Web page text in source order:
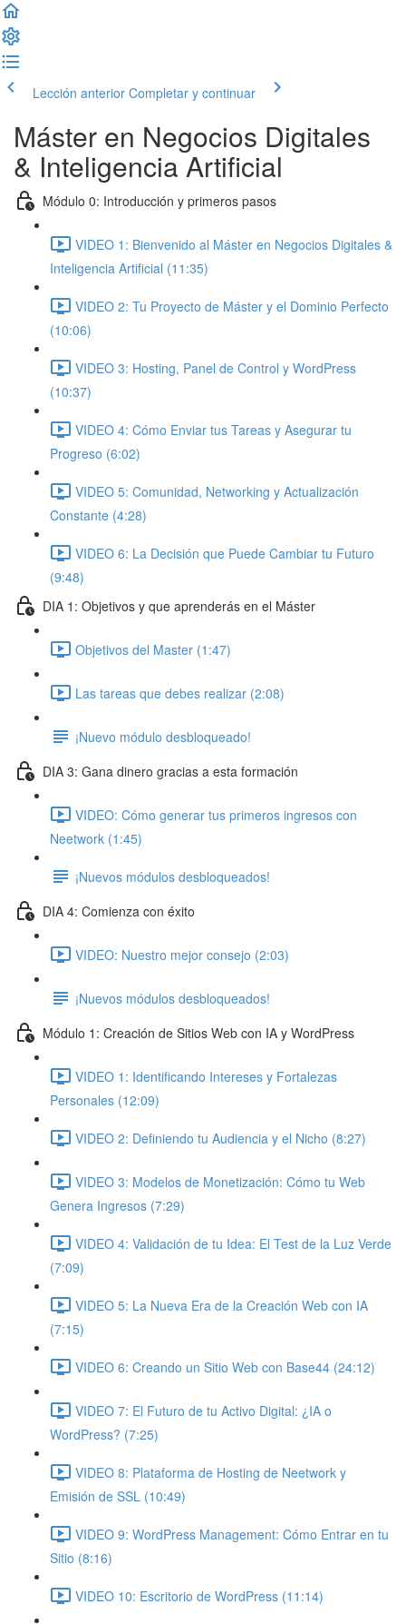
Lección anterior Completar y continuar
Máster en Negocios Digitales
& Inteligencia Artificial
Módulo 0: Introducción y primeros pasos
VIDEO 1: Bienvenido al Máster en Negocios Digitales &
Inteligencia Artificial (11:35)
VIDEO 2: Tu Proyecto de Máster y el Dominio Perfecto
(10:06)
VIDEO 3: Hosting, Panel de Control y WordPress
(10:37)
VIDEO 4: Cómo Enviar tus Tareas y Asegurar tu
Progreso (6:02)
VIDEO 5: Comunidad, Networking y Actualización
Constante (4:28)
VIDEO 6: La Decisión que Puede Cambiar tu Futuro
(9:48)
DIA 1: Objetivos y que aprenderás en el Máster
Objetivos del Master (1:47)
Las tareas que debes realizar (2:08)
¡Nuevo módulo desbloqueado!
DIA 3: Gana dinero gracias a esta formación
VIDEO: Cómo generar tus primeros ingresos con
Neetwork (1:45)
¡Nuevos módulos desbloqueados!
DIA 4: Comienza con éxito
VIDEO: Nuestro mejor consejo (2:03)
¡Nuevos módulos desbloqueados!
Módulo 1: Creación de Sitios Web con IA y WordPress
VIDEO 1: Identificando Intereses y Fortalezas
Personales (12:09)
VIDEO 2: Definiendo tu Audiencia y el Nicho (8:27)
VIDEO 3: Modelos de Monetización: Cómo tu Web
Genera Ingresos (7:29)
VIDEO 4: Validación de tu Idea: El Test de la Luz Verde
(7:09)
VIDEO 5: La Nueva Era de la Creación Web con IA
(7:15)
VIDEO 6: Creando un Sitio Web con Base44 (24:12)
VIDEO 7: El Futuro de tu Activo Digital: ¿IA o
WordPress? (7:25)
VIDEO 8: Plataforma de Hosting de Neetwork y
Emisión de SSL (10:49)
VIDEO 9: WordPress Management: Cómo Entrar en tu
Sitio (8:16)
VIDEO 10: Escritorio de WordPress (11:14)